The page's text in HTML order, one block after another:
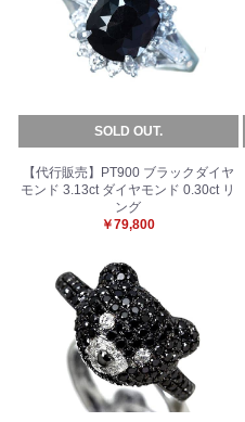
SOLD OUT.
【代行販売】PT900 ブラックダイヤ
モンド 3.13ct ダイヤモンド 0.30ct リ
ング
￥79,800